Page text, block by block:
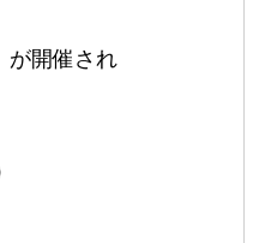
が開催され